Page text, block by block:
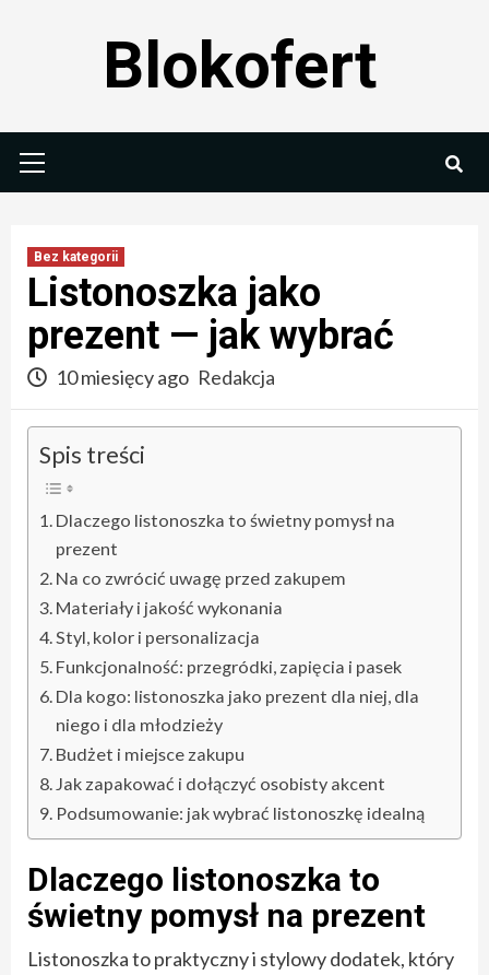
Blokofert
Menu
Bez kategorii
Listonoszka jako
prezent — jak wybrać
10 miesięcy ago Redakcja
Spis treści
Dlaczego listonoszka to świetny pomysł na
prezent
Na co zwrócić uwagę przed zakupem
Materiały i jakość wykonania
Styl, kolor i personalizacja
Funkcjonalność: przegródki, zapięcia i pasek
Dla kogo: listonoszka jako prezent dla niej, dla
niego i dla młodzieży
Budżet i miejsce zakupu
Jak zapakować i dołączyć osobisty akcent
Podsumowanie: jak wybrać listonoszkę idealną
Dlaczego listonoszka to
świetny pomysł na prezent
Listonoszka to praktyczny i stylowy dodatek, który